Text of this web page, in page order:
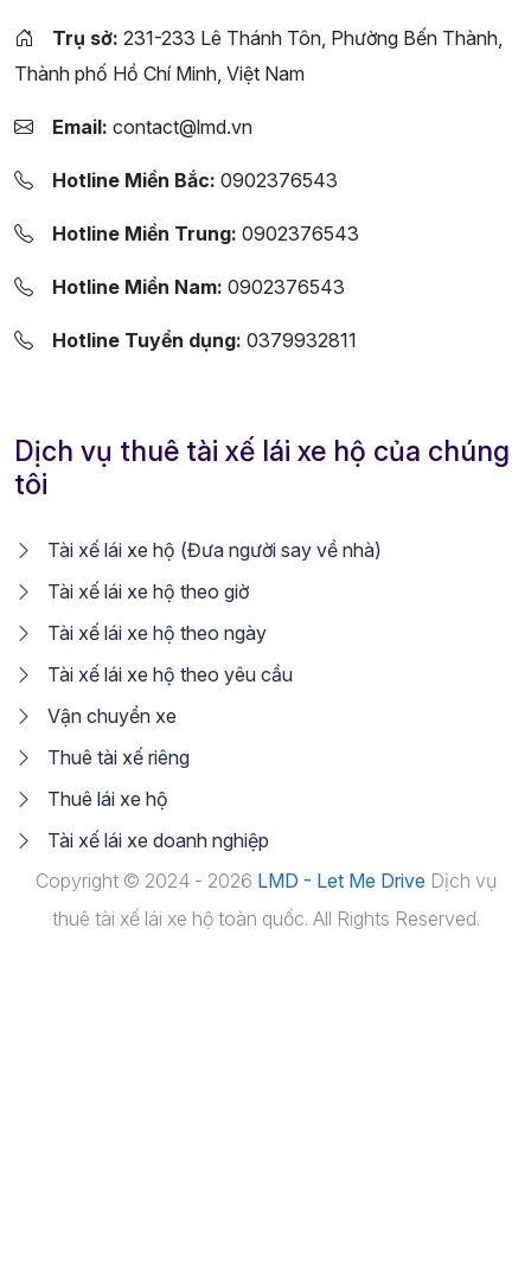
Trụ sở: 231-233 Lê Thánh Tôn, Phường Bến Thành,
Thành phố Hồ Chí Minh, Việt Nam
Email: contact@lmd.vn
Hotline Miền Bắc: 0902376543
Hotline Miền Trung: 0902376543
Hotline Miền Nam: 0902376543
Hotline Tuyển dụng: 0379932811
Dịch vụ thuê tài xế lái xe hộ của chúng
tôi
Tài xế lái xe hộ (Đưa người say về nhà)
Tài xế lái xe hộ theo giờ
Tài xế lái xe hộ theo ngày
Tài xế lái xe hộ theo yêu cầu
Vận chuyển xe
Thuê tài xế riêng
Thuê lái xe hộ
Tài xế lái xe doanh nghiệp
Copyright © 2024 - 2026 LMD - Let Me Drive Dịch vụ
thuê tài xế lái xe hộ toàn quốc. All Rights Reserved.